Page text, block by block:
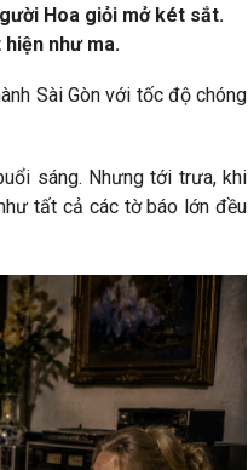
Hoa giỏi mở két sắt.
như ma.
Sài Gòn với tốc độ chóng
sáng. Nhưng tới trưa, khi
tất cả các tờ báo lớn đều